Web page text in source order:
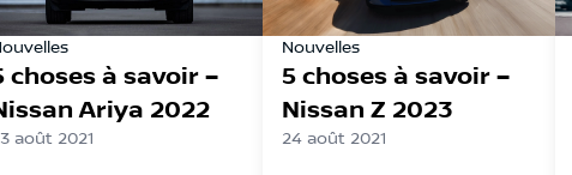
choses à savoir –
Ariya 2022
août 2021
Nouvelles
5 choses à savoir –
Nissan Z 2023
24 août 2021